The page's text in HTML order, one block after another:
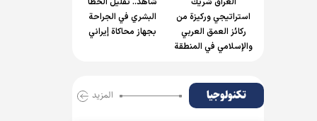
استراتيجي وركيزة من
ركائز العمق العربي
والإسلامي في المنطقة
البشري في الجراحة
بجهاز محاكاة إيراني
تكنولوجيا المزید